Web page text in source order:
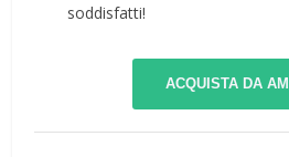
soddisfatti!
ACQUISTA DA